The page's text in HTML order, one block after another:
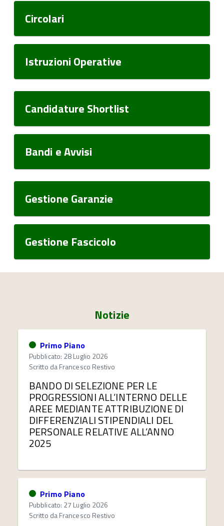
Circolari
Istruzioni Operative
Candidature Shortlist
Bandi e Avvisi
Gestione Garanzie
Gestione Fascicolo
Notizie
Primo Piano
Pubblicato: 28 Luglio 2026
Scritto daFrancesco Restivo
BANDO DI SELEZIONE PER LE
PROGRESSIONI ALL’INTERNO DELLE
AREE MEDIANTE ATTRIBUZIONE DI
DIFFERENZIALI STIPENDIALI DEL
PERSONALE RELATIVE ALL’ANNO
2025
Primo Piano
Pubblicato: 27 Luglio 2026
Scritto daFrancesco Restivo